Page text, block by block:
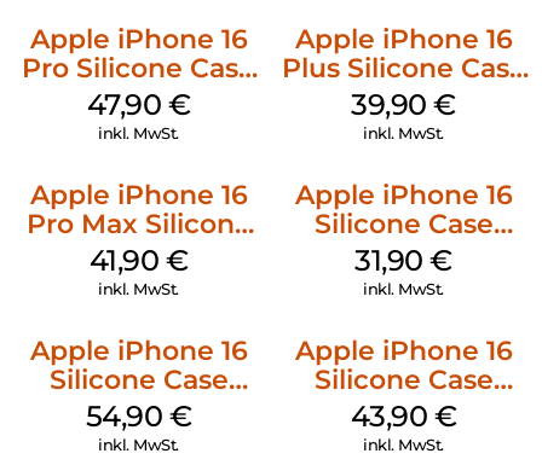
Apple iPhone 16
Pro Silicone Case
MagSafe Denim
47,90 €
inkl. MwSt.
Apple iPhone 16
Plus Silicone Case
MagSafe Plum
39,90€
inkl. MwSt.
Apple iPhone 16
Pro Max Silicone
Case MagSafe
Ultramarine
41,90 €
inkl. MwSt.
Apple iPhone 16
Silicone Case
MagSafe Fuchsia
31,90€
inkl. MwSt.
Apple iPhone 16
Silicone Case
MagSafe Black
54,90 €
inkl. MwSt.
Apple iPhone 16
Silicone Case
MagSafe Plum
43,90 €
inkl. MwSt.